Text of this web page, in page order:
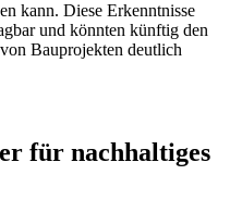
kann. Diese Erkenntnisse
und könnten künftig den
Bauprojekten deutlich
für nachhaltiges